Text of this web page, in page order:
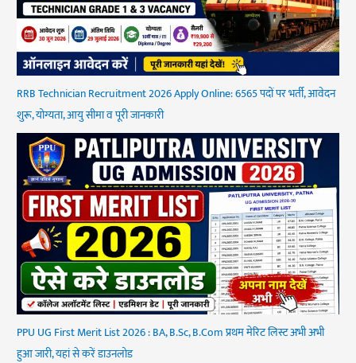
RRB Technician Recruitment 2026 Apply Online: 6565 पदों पर भर्ती, आवेदन
शुरू, योग्यता, आयु सीमा व पूरी जानकारी
PPU UG First Merit List 2026 : BA, B.Sc, B.Com प्रथम मेरिट लिस्ट अभी अभी
हुआ जारी, यहां से करें डाउनलोड